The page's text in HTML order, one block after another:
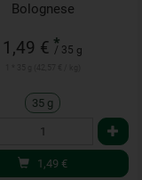
Bolognese
1,49 € *
/ 35 g
35 g
1,49 €